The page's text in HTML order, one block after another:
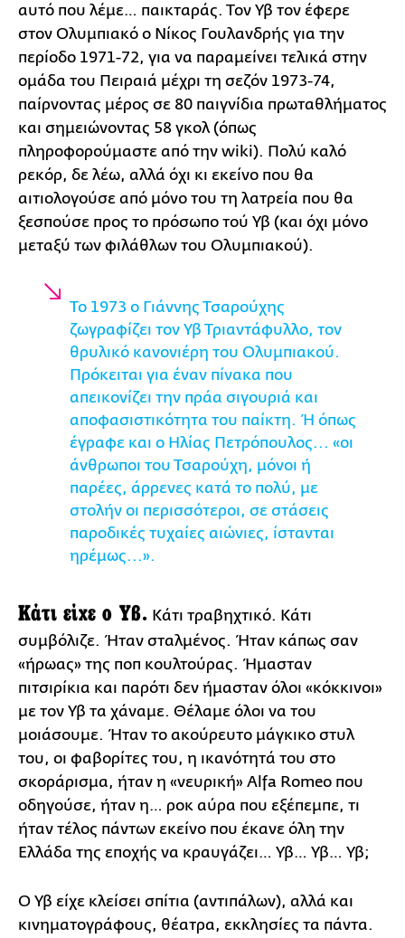
αυτό που λέμε… παικταράς. Τον Υβ τον έφερε
στον Ολυμπιακό ο Νίκος Γουλανδρής για την
περίοδο 1971-72, για να παραμείνει τελικά στην
ομάδα του Πειραιά μέχρι τη σεζόν 1973-74,
παίρνοντας μέρος σε 80 παιγνίδια πρωταθλήματος
και σημειώνοντας 58 γκολ (όπως
πληροφορούμαστε από την wiki). Πολύ καλό
ρεκόρ, δε λέω, αλλά όχι κι εκείνο που θα
αιτιολογούσε από μόνο του τη λατρεία που θα
ξεσπούσε προς το πρόσωπο τού Υβ (και όχι μόνο
μεταξύ των φιλάθλων του Ολυμπιακού).
Το 1973 ο Γιάννης Τσαρούχης
ζωγραφίζει τον Υβ Τριαντάφυλλο, τον
θρυλικό κανονιέρη του Ολυμπιακού.
Πρόκειται για έναν πίνακα που
απεικονίζει την πράα σιγουριά και
αποφασιστικότητα του παίκτη. Ή όπως
έγραφε και ο Ηλίας Πετρόπουλος... «οι
άνθρωποι του Τσαρούχη, μόνοι ή
παρέες, άρρενες κατά το πολύ, με
στολήν οι περισσότεροι, σε στάσεις
παροδικές τυχαίες αιώνιες, ίστανται
ηρέμως...».
Κάτι είχε ο Υβ. Κάτι τραβηχτικό. Κάτι
συμβόλιζε. Ήταν σταλμένος. Ήταν κάπως σαν
«ήρωας» της ποπ κουλτούρας. Ήμασταν
πιτσιρίκια και παρότι δεν ήμασταν όλοι «κόκκινοι»
με τον Υβ τα χάναμε. Θέλαμε όλοι να του
μοιάσουμε. Ήταν το ακούρευτο μάγκικο στυλ
του, οι φαβορίτες του, η ικανότητά του στο
σκοράρισμα, ήταν η «νευρική» Alfa Romeo που
οδηγούσε, ήταν η… ροκ αύρα που εξέπεμπε, τι
ήταν τέλος πάντων εκείνο που έκανε όλη την
Ελλάδα της εποχής να κραυγάζει… Υβ… Υβ… Υβ;
Ο Υβ είχε κλείσει σπίτια (αντιπάλων), αλλά και
κινηματογράφους, θέατρα, εκκλησίες τα πάντα.